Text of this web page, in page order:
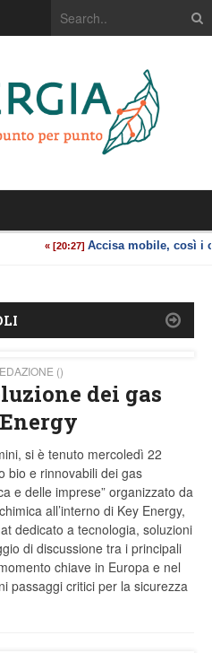
()
dei gas
si è tenuto mercoledì 22
bio e rinnovabili dei gas
e delle imprese” organizzato da
all’interno di Key Energy,
dedicato a tecnologia, soluzioni
di discussione tra i principali
chiave in Europa e nel
passaggi critici per la sicurezza